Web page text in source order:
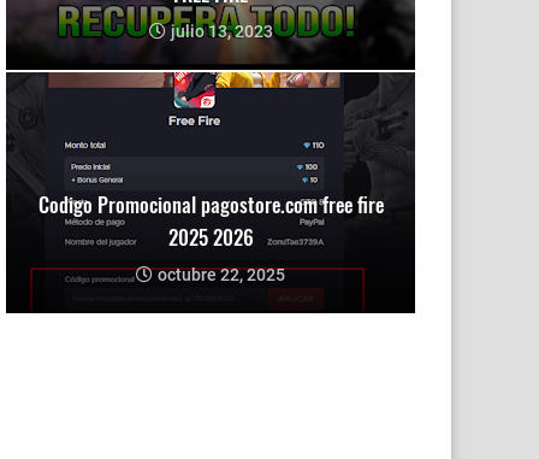
julio 13, 2023
Codigo Promocional pagostore.com free fire
2025 2026
octubre 22, 2025